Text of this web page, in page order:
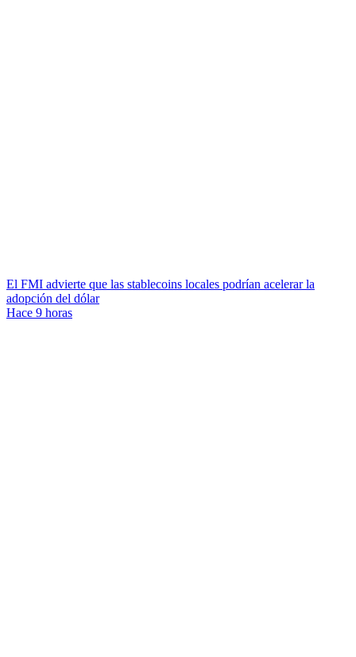
El FMI advierte que las stablecoins locales podrían acelerar la
adopción del dólar
Hace 9 horas